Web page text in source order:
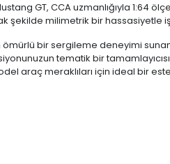
GT, CCA uzmanlığıyla 1:64
şekilde milimetrik bir hassasiyetle
ömürlü bir sergileme deneyimi
tematik bir
araç meraklıları için ideal bir